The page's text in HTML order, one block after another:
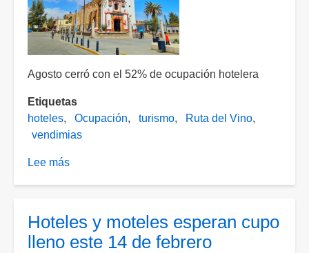
Agosto cerró con el 52% de ocupación hotelera
Etiquetas
hoteles
Ocupación turismo
Ruta del Vino
vendimias
Lee más
de
hoteles
Hoteles y moteles esperan cupo
lleno este 14 de febrero